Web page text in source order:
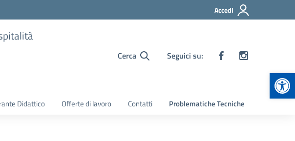
Accedi
Cerca Seguici su:
Didattico Offerte di lavoro Contatti Problematiche Tecniche